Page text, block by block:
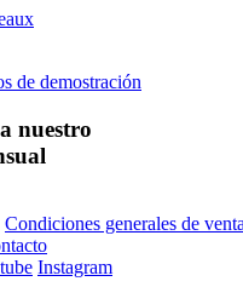
de demostración
nuestro
Condiciones generales de venta
Instagram